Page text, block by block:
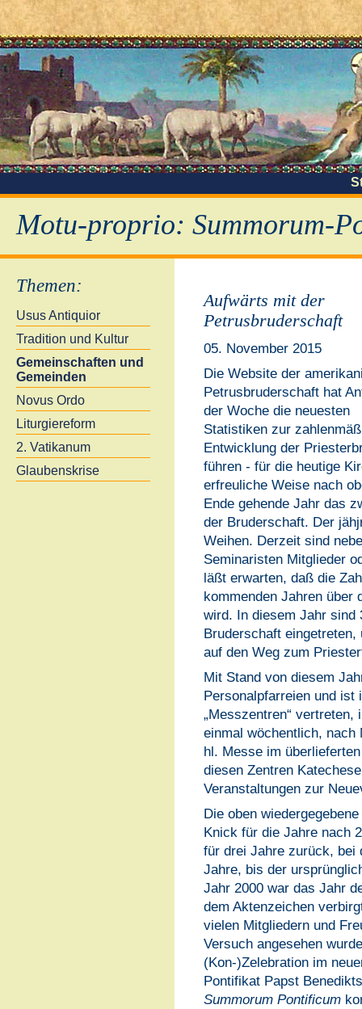
Motu-proprio: Summorum-
Themen:
Usus Antiquior
Tradition und Kultur
Gemeinschaften und
Gemeinden
Novus Ordo
Liturgiereform
2. Vatikanum
Glaubenskrise
Aufwärts mit der
Petrusbruderschaft
05. November 2015
Die Website der
Petrusbruderschaft hat
der Woche die neuesten
Statistiken zur
Entwicklung der
führen - für die heutige
erfreuliche Weise nach
Ende gehende Jahr das
der Bruderschaft. Der
Weihen. Derzeit sind
Seminaristen Mitglieder
läßt erwarten, daß die
kommenden Jahren über
wird. In diesem Jahr sind
Bruderschaft
auf den Weg zum
Mit Stand von diesem
Personalpfarreien und ist
„Messzentren“ vertreten,
einmal wöchentlich, nach
hl. Messe im
diesen Zentren
Veranstaltungen zur
Die oben
Knick für die Jahre nach
für drei Jahre zurück, bei
Jahre, bis der
Jahr 2000 war das Jahr
dem Aktenzeichen
vielen Mitgliedern und
Versuch angesehen
(Kon-)Zelebration im
Pontifikat Papst
Summorum Pontificum